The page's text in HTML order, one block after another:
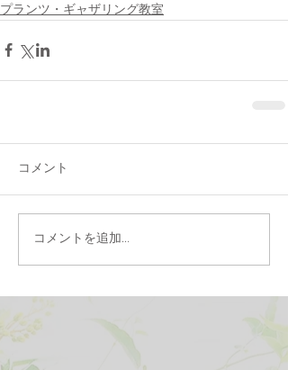
プランツ・ギャザリング教室
コメント
コメントを追加…